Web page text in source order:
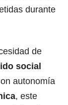
durante
de
social
autonomía
, este